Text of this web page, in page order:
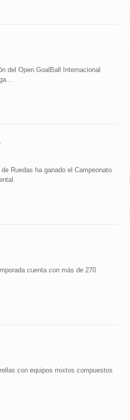
del Open GoalBall Internacional
Ruedas ha ganado el Campeonato
cuenta con más de 270
con equipos mixtos compuestos